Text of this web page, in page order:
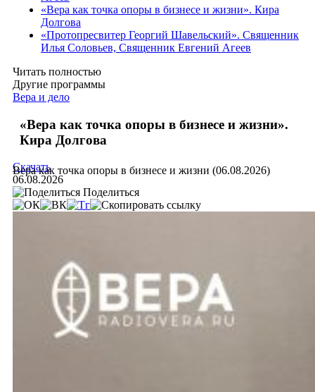
«Вера как точка опоры в бизнесе и жизни». Кира
Долгова
«Протопресвитер Георгий Шавельский». Священник
Илья Соловьев, Священник Евгений Агеев
Читать полностью
Другие программы
Вера и дело
«Вера как точка опоры в бизнесе и жизни».
Кира Долгова
Вера как точка опоры в бизнесе и жизни (06.08.2026)
Скачать
06.08.2026
Поделиться